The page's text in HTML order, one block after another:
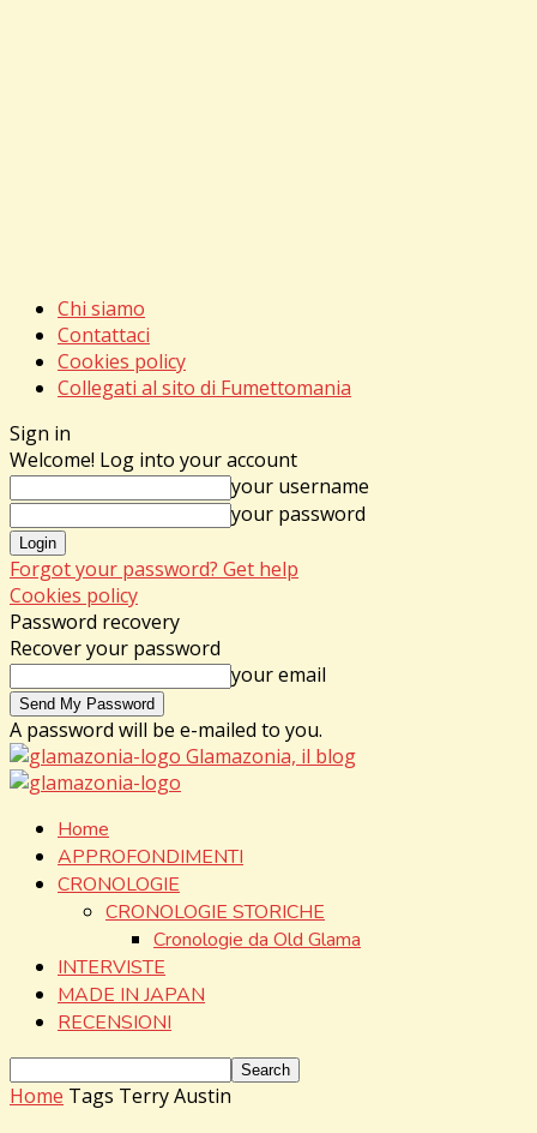
Chi siamo
Contattaci
Cookies policy
Collegati al sito di Fumettomania
Sign in
Welcome! Log into your account
your username
your password
Forgot your password? Get help
Cookies policy
Password recovery
Recover your password
your email
A password will be e-mailed to you.
Glamazonia, il blog
Home
APPROFONDIMENTI
CRONOLOGIE
CRONOLOGIE STORICHE
Cronologie da Old Glama
INTERVISTE
MADE IN JAPAN
RECENSIONI
Home Tags Terry Austin